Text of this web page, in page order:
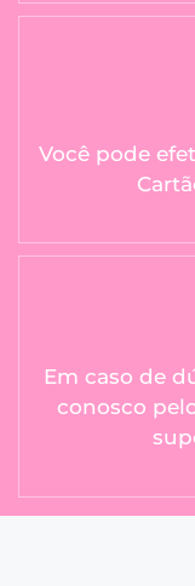
Você pode
Em caso de
conosco